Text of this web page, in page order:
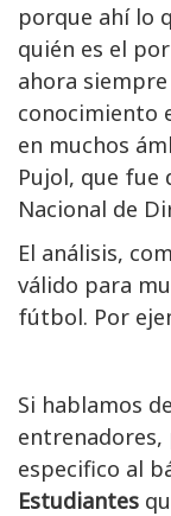
porque ahí lo
quién es el
ahora
conocimiento
en muchos
Pujol, que fue
Nacional de
El análisis,
válido para
fútbol. Por
Si hablamos
especifico al
Estudiantes